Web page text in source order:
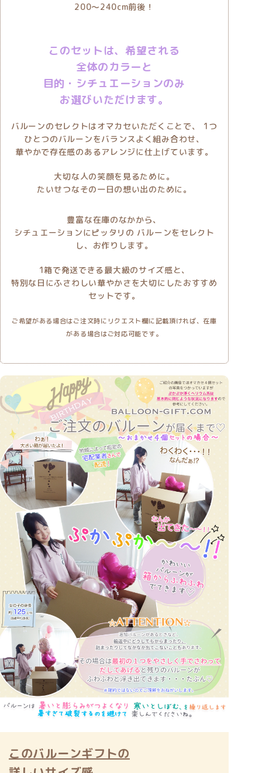
200〜240cm前後！
このセットは、希望される
全体のカラーと
目的・シチュエーションのみ
お選びいただけます。
バルーンのセレクトはオマカセいただくことで、
1つ
ひとつのバルーンをバランスよく組み合わせ、
華やかで存在感のあるアレンジに仕上げています。
大切な人の笑顔を見るために。
たいせつなその一日の想い出のために。
豊富な在庫のなかから、
シチュエーションにピッタリの バルーンをセレクト
し、お作りします。
1箱で発送できる最大級のサイズ感と、
特別な日にふさわしい華やかさを大切にしたおすすめ
セットです。
ご希望がある場合はご注文時にリクエスト欄に記載頂ければ、在庫
がある場合はご対応可能です。
このバルーンギフトの